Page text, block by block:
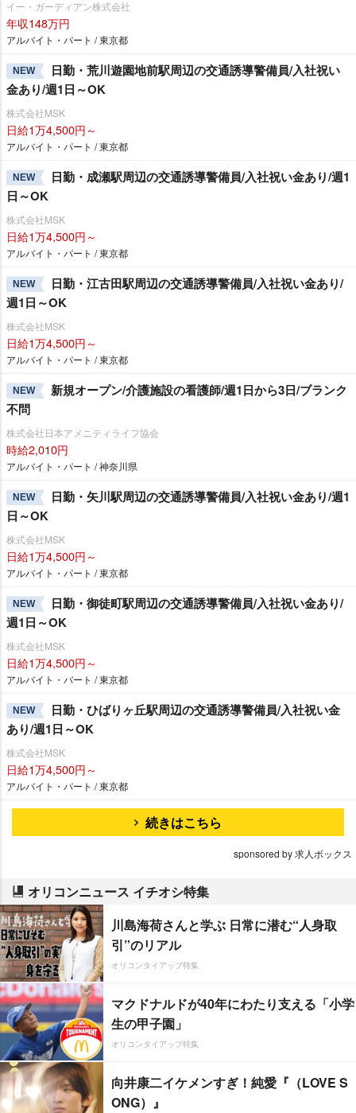
イー・ガーディアン株式会社
年収148万円
アルバイト・パート / 東京都
NEW
日勤・荒川遊園地前駅周辺の交通誘導警備員/入社祝い
金あり/週1日～OK
株式会社MSK
日給1万4,500円～
アルバイト・パート / 東京都
NEW
日勤・成瀬駅周辺の交通誘導警備員/入社祝い金あり/週1
日～OK
株式会社MSK
日給1万4,500円～
アルバイト・パート / 東京都
NEW
日勤・江古田駅周辺の交通誘導警備員/入社祝い金あり/
週1日～OK
株式会社MSK
日給1万4,500円～
アルバイト・パート / 東京都
NEW
新規オープン/介護施設の看護師/週1日から3日/ブランク
不問
株式会社日本アメニティライフ協会
時給2,010円
アルバイト・パート / 神奈川県
NEW
日勤・矢川駅周辺の交通誘導警備員/入社祝い金あり/週1
日～OK
株式会社MSK
日給1万4,500円～
アルバイト・パート / 東京都
NEW
日勤・御徒町駅周辺の交通誘導警備員/入社祝い金あり/
週1日～OK
株式会社MSK
日給1万4,500円～
アルバイト・パート / 東京都
NEW
日勤・ひばりヶ丘駅周辺の交通誘導警備員/入社祝い金
あり/週1日～OK
株式会社MSK
日給1万4,500円～
アルバイト・パート / 東京都
続きはこちら
sponsored by 求人ボックス
オリコンニュース イチオシ特集
川島海荷さんと学ぶ 日常に潜む“人身取
引”のリアル
オリコンタイアップ特集
マクドナルドが40年にわたり支える「小学
生の甲子園」
オリコンタイアップ特集
向井康二イケメンすぎ！純愛『（LOVE S
ONG）』